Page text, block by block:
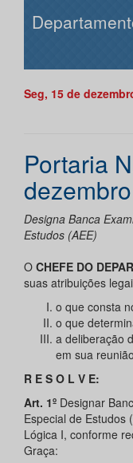
Seg, 15 de
Portaria
Designa Banca
Estudos (AEE)
O CHEFE DO
suas atribuições
o que consta
o que
a deliberação
em sua
R E S O L V E:
Art. 1º Designar
Especial de Estudos
Lógica I, conforme
Graça: